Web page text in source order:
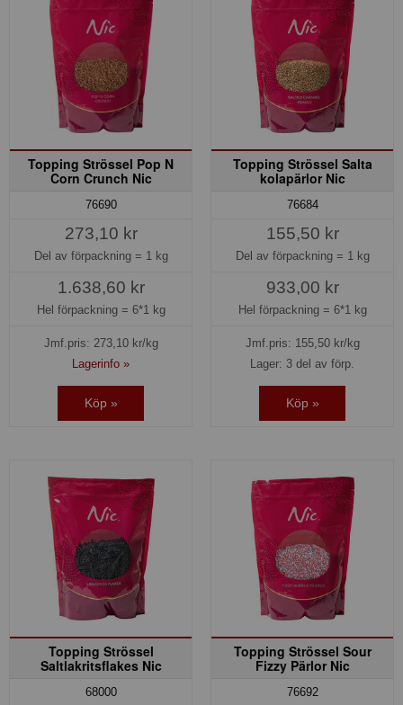
Topping Strössel Pop N
Corn Crunch Nic
76690
273,10 kr
Del av förpackning = 1 kg
1.638,60 kr
Hel förpackning = 6*1 kg
Jmf.pris: 273,10kr/kg
Lagerinfo »
Köp »
Topping Strössel Salta
kolapärlor Nic
76684
155,50 kr
Del av förpackning = 1 kg
933,00 kr
Hel förpackning = 6*1 kg
Jmf.pris: 155,50kr/kg
Lager: 3 del av förp.
Köp »
Topping Strössel
Saltlakritsflakes Nic
68000
Topping Strössel Sour
Fizzy Pärlor Nic
76692